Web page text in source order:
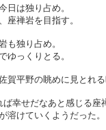
日は独り占め。
座禅岩を目指す。
も独り占め。
ゆっくりとる。
賀平野の眺めに見とれる
幸せだなあと感じる座
溶けていくようだった。